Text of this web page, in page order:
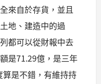
來自於存貨，並且
地、建造中的過
都可以從財報中去
是71.29億，是三年
是不錯，有維持持